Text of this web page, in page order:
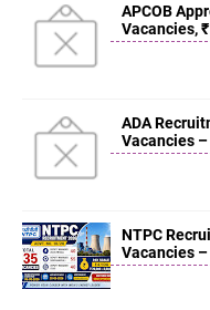
APCOB
Vacancies,
ADA
Vacancies –
NTPC
Vacancies